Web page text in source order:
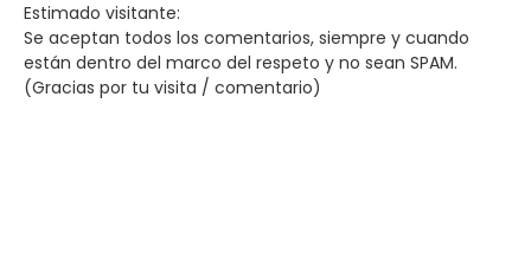
Estimado visitante:
Se aceptan todos los comentarios, siempre y cuando
están dentro del marco del respeto y no sean SPAM.
(Gracias por tu visita / comentario)